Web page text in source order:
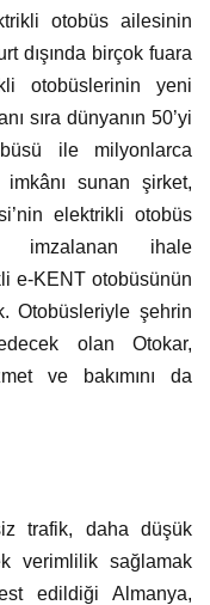
otobüs ailesinin
dışında birçok fuara
otobüslerinin yeni
sıra dünyanın 50’yi
ile milyonlarca
sunan şirket,
elektrikli otobüs
imzalanan ihale
e-KENT otobüsünün
Otobüsleriyle şehrin
olan Otokar,
ve bakımını da
trafik, daha düşük
verimlilik sağlamak
edildiği Almanya,